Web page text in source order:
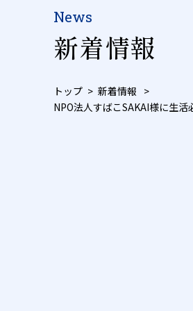
News
新着情報
トップ
新着情報
NPO法人すばこSAKAI様に生